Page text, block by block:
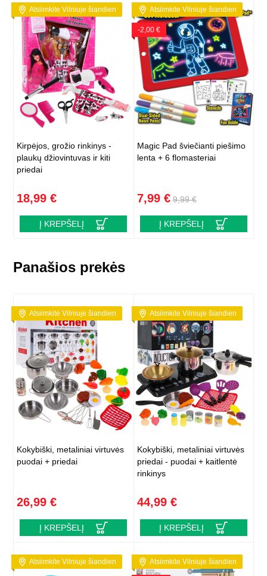
Atsiimkite Vilniuje šiandien
Kirpėjos, grožio rinkinys -
plaukų džiovintuvas ir kiti
priedai
18,99 €
Į KREPŠELĮ
Atsiimkite Vilniuje šiandien
-2,00 €
Magic Pad šviečianti piešimo
lenta + 6 flomasteriai
7,99 € 9,99 €
Į KREPŠELĮ
Panašios prekės
Atsiimkite Vilniuje šiandien
Kokybiški, metaliniai virtuvės
puodai + priedai
26,99 €
Į KREPŠELĮ
Atsiimkite Vilniuje šiandien
Kokybiški, metaliniai virtuvės
priedai - puodai + kaitlentė
rinkinys
44,99 €
Į KREPŠELĮ
Atsiimkite Vilniuje šiandien Atsiimkite Vilniuje šiandien